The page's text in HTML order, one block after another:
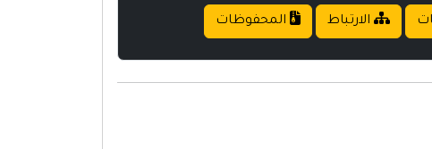
الارتباط المحفوظات